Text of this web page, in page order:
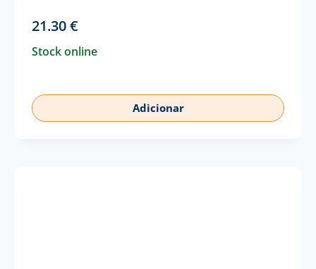
21.30€
Stock online
Adicionar